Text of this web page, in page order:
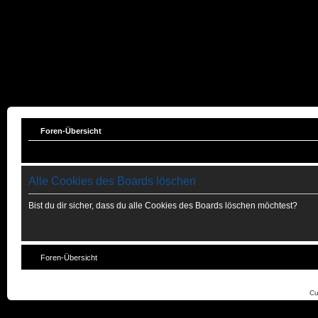
Foren-Übersicht
Alle Cookies des Boards löschen
Bist du dir sicher, dass du alle Cookies des Boards löschen möchtest?
Foren-Übersicht